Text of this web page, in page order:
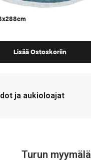
Lisää Ostoskoriin
ja aukioloajat
Turun myymälä